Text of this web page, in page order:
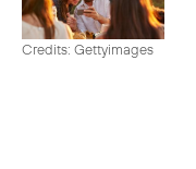
Credits: Gettyimages